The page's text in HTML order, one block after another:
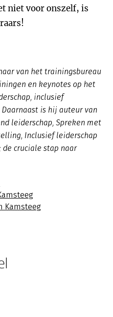
niet voor onszelf, is
van het trainingsbureau
en keynotes op het
inclusief
is hij auteur van
leiderschap, Spreken met
Inclusief leiderschap
de cruciale stap naar
Kamsteeg